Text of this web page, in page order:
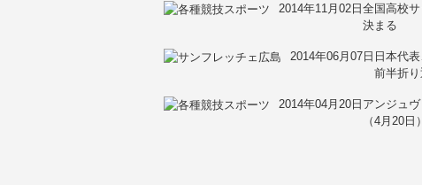
2014年11月02日全国高校
決まる
2014年06月07日 日本代
前半折り
2014年04月20日 アンジュ
（4月20日）